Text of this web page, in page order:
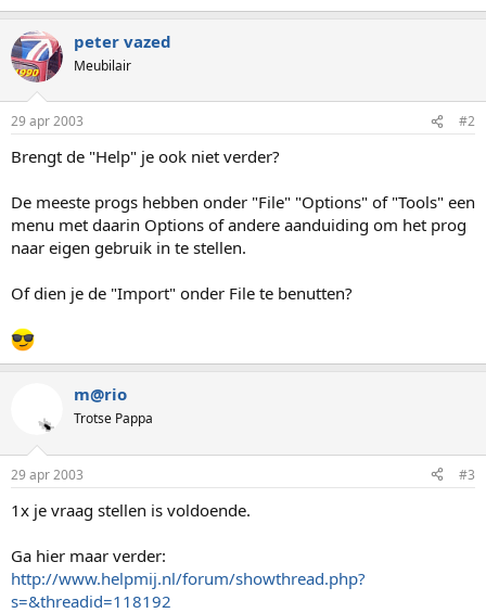
peter vazed
Meubilair
29 apr 2003 #2
Brengt de "Help" je ook niet verder?
De meeste progs hebben onder "File" "Options" of "Tools" een
menu met daarin Options of andere aanduiding om het prog
naar eigen gebruik in te stellen.
Of dien je de "Import" onder File te benutten?
m@rio
Trotse Pappa
29 apr 2003 #3
1x je vraag stellen is voldoende.
Ga hier maar verder:
http://www.helpmij.nl/forum/showthread.php?
s=&threadid=118192